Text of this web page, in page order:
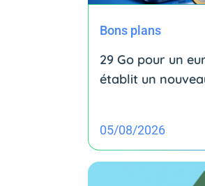
Bons plans
29 Go pour un
établit un
05/08/2026